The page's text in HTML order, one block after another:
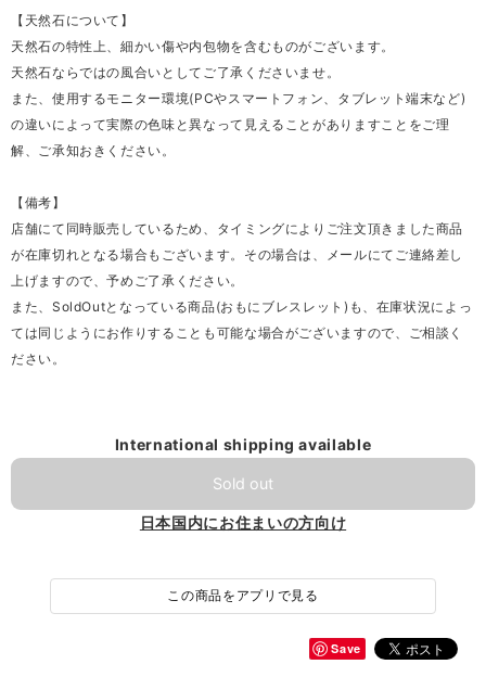
【天然石について】
天然石の特性上、細かい傷や内包物を含むものがございます。
天然石ならではの風合いとしてご了承くださいませ。
また、使用するモニター環境(PCやスマートフォン、タブレット端末など)
の違いによって実際の色味と異なって見えることがありますことをご理
解、ご承知おきください。
【備考】
店舗にて同時販売しているため、タイミングによりご注文頂きました商品
が在庫切れとなる場合もございます。その場合は、メールにてご連絡差し
上げますので、予めご了承ください。
また、SoldOutとなっている商品(おもにブレスレット)も、在庫状況によっ
ては同じようにお作りすることも可能な場合がございますので、ご相談く
ださい。
International shipping available
Sold out
日本国内にお住まいの方向け
この商品をアプリで見る
Save